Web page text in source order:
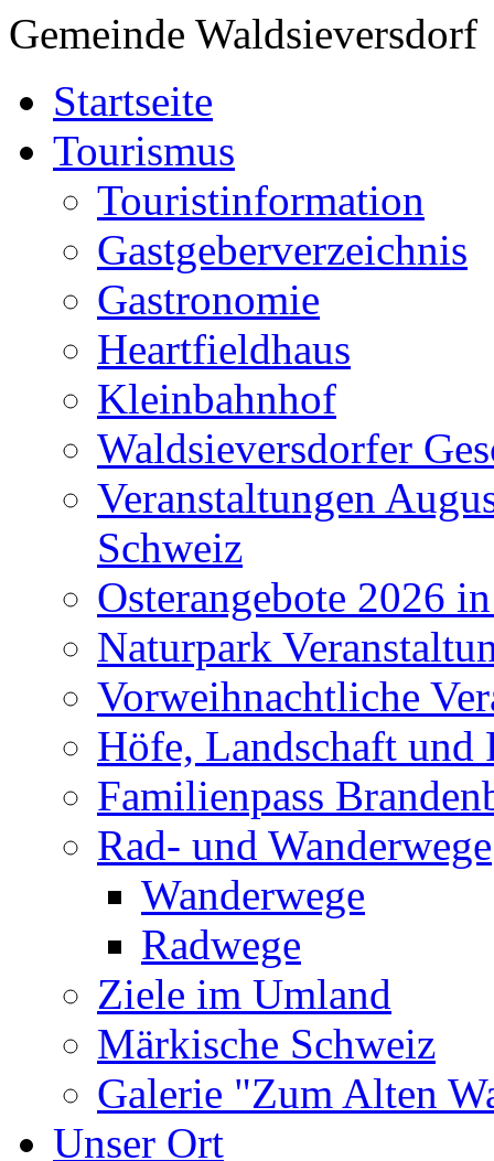
Gemeinde Waldsieversdorf
Startseite
Tourismus
Touristinformation
Gastgeberverzeichnis
Gastronomie
Heartfieldhaus
Kleinbahnhof
Waldsieversdorfer
Veranstaltungen
Schweiz
Osterangebote 2026
Naturpark
Vorweihnachtliche
Höfe, Landschaft und
Familienpass
Rad- und Wanderwege
Wanderwege
Radwege
Ziele im Umland
Märkische Schweiz
Galerie "Zum Alten
Unser Ort